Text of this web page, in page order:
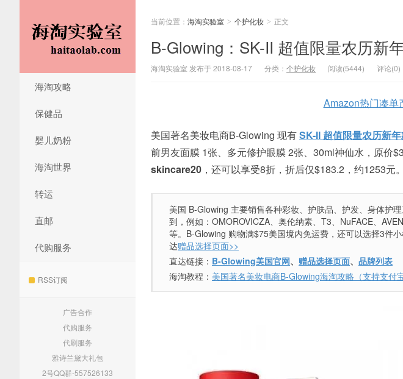
海淘攻略
保健品
婴儿奶粉
海淘世界
转运
直邮
代购服务
RSS订阅
广告合作
代购服务
代刷服务
雅诗兰黛大礼包
2号QQ群-557526133
当前位置： 海淘实验室 > 个护化妆 > 正文
B-Glowing：SK-II 超值限量农历新
海淘实验室 发布于 2018-08-17 分类： 个护化妆 阅读(5444) 评论(0)
Amazon热门凑单
美国著名美妆电商B-Glowing 现有SK-II 超值限量农历新
前男友面膜 1张、多元修护眼膜 2张、30ml神仙水，原价
skincare20 ，还可以享受8折，折后仅$183.2，约1253元。
美国 B-Glowing 主要销售各种彩妆、护肤品、护发、身体护
到，例如：OMOROVICZA、奥伦纳素、T3、NuFACE、
等。B-Glowing 购物满$75美国境内免运费，还可以选择3件
达赠品选择页面>>
直达链接： B-Glowing美国官网、 赠品选择页面、 品牌列表
海淘教程： 美国著名美妆电商B-Glowing海淘攻略（支持支付宝